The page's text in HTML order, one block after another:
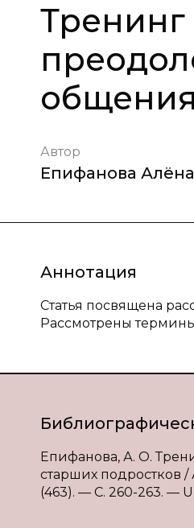
Тренинг
Автор
Епифанова
Аннотация
Статья посвящена
Рассмотрены
Епифанова, А. О.
старших подростков
(463). — С. 260-263. —